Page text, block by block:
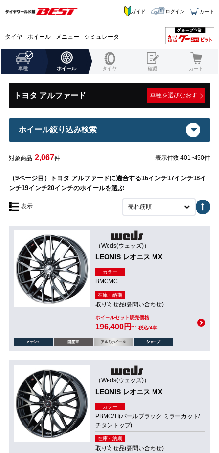
タイヤ ホイール メニュー シミュレータ
ガイド ログイン カート
車種 ホイール タイヤ 確認 カート
トヨタ アルファード 車種を選びなおす
ホイール絞り込み検索
対象商品 2,067件 表示件数 401~450件
（9ページ目）トヨタ アルファードに適合する16インチ17インチ18イ
ンチ19インチ20インチのホイールを選ぶ
表示 売れ筋順
（Weds(ウェッズ)）
LEONIS レオニス MX
カラー
BMCMC
在庫・納期
取り寄せ品(要問い合わせ)
ホイールセット販売価格
196,400円~ 税込/4本
（Weds(ウェッズ)）
LEONIS レオニス MX
カラー
PBMC/TI(パールブラック ミラーカット/
チタントップ)
在庫・納期
取り寄せ品(要問い合わせ)